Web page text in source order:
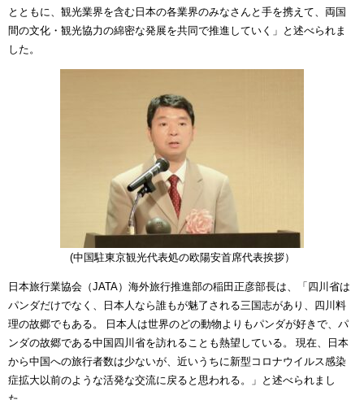
とともに、観光業界を含む日本の各業界のみなさんと手を携えて、両国
間の文化・観光協力の綿密な発展を共同で推進していく」と述べられま
した。
(中国駐東京観光代表処の欧陽安首席代表挨拶）
日本旅行業協会（JATA）海外旅行推進部の稲田正彦部長は、「四川省は
パンダだけでなく、日本人なら誰もが魅了される三国志があり、四川料
理の故郷でもある。 日本人は世界のどの動物よりもパンダが好きで、パ
ンダの故郷である中国四川省を訪れることも熱望している。 現在、日本
から中国への旅行者数は少ないが、近いうちに新型コロナウイルス感染
症拡大以前のような活発な交流に戻ると思われる。」と述べられまし